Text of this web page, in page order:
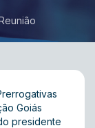
Goiás
presidente